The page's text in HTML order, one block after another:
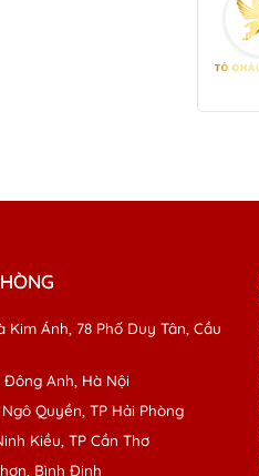
Kim Ánh, 78 Phố Duy Tân, Cầu
Đông Anh, Hà Nội
Quyền, TP Hải Phòng
Kiều, TP Cần Thơ
Bình Định